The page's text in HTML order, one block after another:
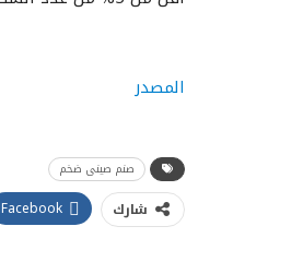
المصدر
صنم صينى ضخم
شارك Facebook